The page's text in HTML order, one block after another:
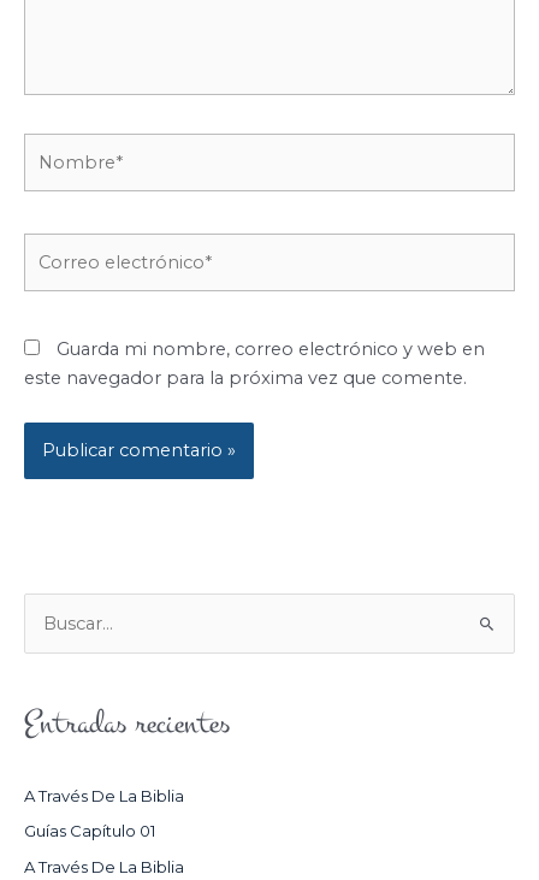
Guarda mi nombre, correo electrónico y web en
este navegador para la próxima vez que comente.
U
C
Entradas recientes
A Través De La Biblia
Guías Capítulo 01
A Través De La Biblia